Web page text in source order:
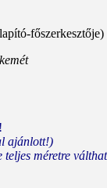
főszerkesztője)
ajánlott!)
méretre